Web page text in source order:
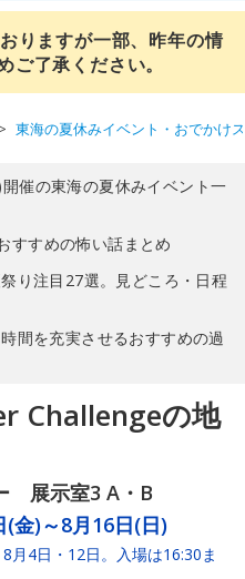
りますが一部、昨年の情
ご了承ください。
東海の夏休みイベント・おでかけ
催の東海の夏休みイベント一
すすめの怖い話まとめ
り注目27選。見どころ・日程
間を充実させるおすすめの過
Challengeの地
展示室3 A・B
(金)～8月16日(日)
月4日・12日。入場は16:30ま